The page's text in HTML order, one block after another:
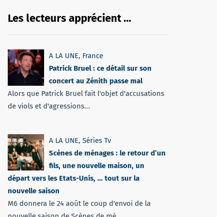
Les lecteurs apprécient …
A LA UNE, France
Patrick Bruel : ce détail sur son
concert au Zénith passe mal
Alors que Patrick Bruel fait l'objet d'accusations
de viols et d'agressions...
A LA UNE, Séries Tv
Scènes de ménages : le retour d’un
fils, une nouvelle maison, un
départ vers les Etats-Unis, … tout sur la
nouvelle saison
M6 donnera le 24 août le coup d'envoi de la